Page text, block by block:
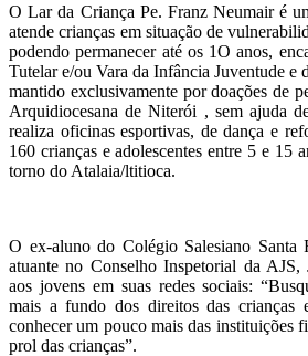
O Lar da Criança Pe. Franz Neumair é
atende crianças em situação de
podendo permanecer até os 1O anos,
Tutelar e/ou Vara da Infância Juventude e
mantido exclusivamente por doações de
Arquidiocesana de Niterói , sem ajuda
realiza oficinas esportivas, de dança e
160 crianças e adolescentes entre 5 e 15
torno do Atalaia/ltitioca.
‍O ex-aluno do Colégio Salesiano Santa
atuante no Conselho Inspetorial da
aos jovens em suas redes sociais:
mais a fundo dos direitos das crianças
conhecer um pouco mais das instituições
prol das crianças”.